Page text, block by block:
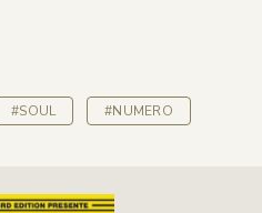
#SOUL #NUMERO